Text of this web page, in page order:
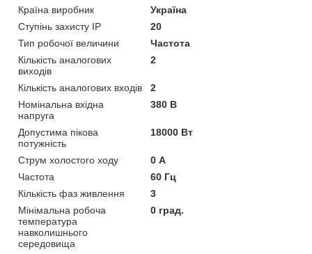
Країна виробник
Україна
Ступінь захисту IP
20
Тип робочої величини
Частота
Кількість аналогових
виходів
2
Кількість аналогових входів
2
Номінальна вхідна
напруга
380 В
Допустима пікова
потужність
18000 Вт
Струм холостого ходу
0 А
Частота
60 Гц
Кількість фаз живлення
3
Мінімальна робоча
температура
навколишнього
середовища
0 град.